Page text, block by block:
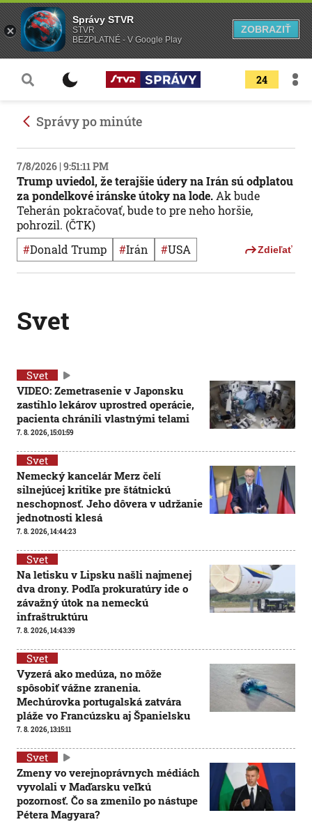
24
Správy po minúte
7/8/2026 | 9:51:11 PM
Trump uviedol, že terajšie údery na Irán sú odplatou
za pondelkové iránske útoky na lode. Ak bude
Teherán pokračovať, bude to pre neho horšie,
pohrozil. (ČTK)
# Donald Trump # Irán # USA Zdieľať
Svet
Svet
VIDEO: Zemetrasenie v Japonsku
zastihlo lekárov uprostred operácie,
pacienta chránili vlastnými telami
7. 8. 2026, 15:01:59
Svet
Nemecký kancelár Merz čelí
silnejúcej kritike pre štátnickú
neschopnosť. Jeho dôvera v udržanie
jednotnosti klesá
7. 8. 2026, 14:44:23
Svet
Na letisku v Lipsku našli najmenej
dva drony. Podľa prokuratúry ide o
závažný útok na nemeckú
infraštruktúru
7. 8. 2026, 14:43:39
Svet
Vyzerá ako medúza, no môže
spôsobiť vážne zranenia.
Mechúrovka portugalská zatvára
pláže vo Francúzsku aj Španielsku
7. 8. 2026, 13:15:11
Svet
Zmeny vo verejnoprávnych médiách
vyvolali v Maďarsku veľkú
pozornosť. Čo sa zmenilo po nástupe
Pétera Magyara?
Správy STVR
STVR
BEZPLATNÉ - V Google Play
ZOBRAZIŤ